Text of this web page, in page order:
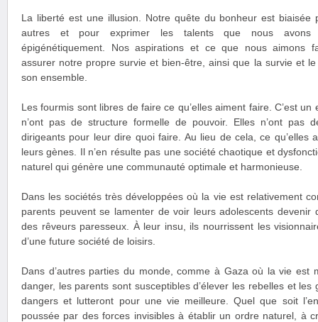
La liberté est une illusion. Notre quête du bonheur est biaisée
autres et pour exprimer les talents que nous avons
épigénétiquement. Nos aspirations et ce que nous aimons
assurer notre propre survie et bien-être, ainsi que la survie et
son ensemble.
Les fourmis sont libres de faire ce qu’elles aiment faire. C’est un
n’ont pas de structure formelle de pouvoir. Elles n’ont pas
dirigeants pour leur dire quoi faire. Au lieu de cela, ce qu’elles
leurs gènes. Il n’en résulte pas une société chaotique et
naturel qui génère une communauté optimale et harmonieuse.
Dans les sociétés très développées où la vie est relativement
parents peuvent se lamenter de voir leurs adolescents devenir
des rêveurs paresseux. À leur insu, ils nourrissent les
d’une future société de loisirs.
Dans d’autres parties du monde, comme à Gaza où la vie est
danger, les parents sont susceptibles d’élever les rebelles et
dangers et lutteront pour une vie meilleure. Quel que soit
poussée par des forces invisibles à établir un ordre naturel, à